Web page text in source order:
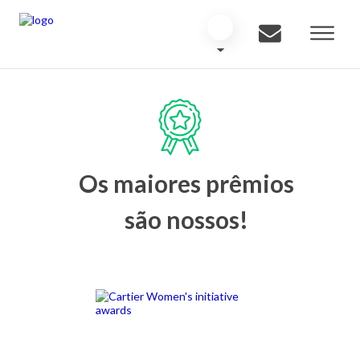
Os maiores prêmios
são nossos!